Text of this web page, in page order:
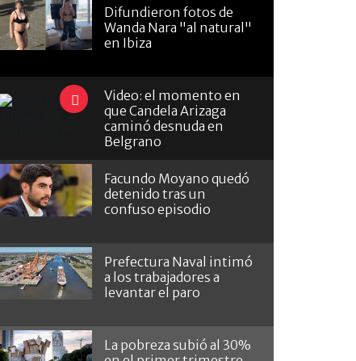
Difundieron fotos de
Wanda Nara "al natural"
en Ibiza
Video: el momento en
que Candela Arizaga
caminó desnuda en
Belgrano
Facundo Moyano quedó
detenido tras un
confuso episodio
Prefectura Naval intimó
a los trabajadores a
levantar el paro
La pobreza subió al 30%